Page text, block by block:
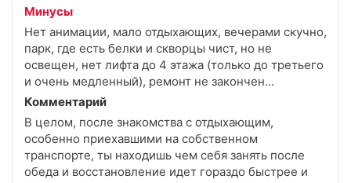
Минусы
Нет анимации, мало отдыхающих, вечерами скучно,
парк, где есть белки и скворцы чист, но не
освещен, нет лифта до 4 этажа (только до третьего
и очень медленный), ремонт не закончен...
Комментарий
В целом, после знакомства с отдыхающим,
особенно приехавшими на собственном
транспорте, ты находишь чем себя занять после
обеда и восстановление идет гораздо быстрее и